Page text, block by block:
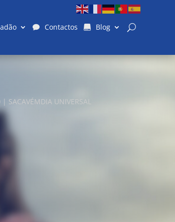
Contactos Blog
UNIVERSAL